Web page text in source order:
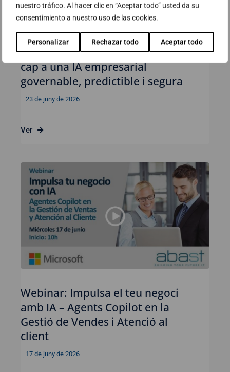
nuestro tráfico. Al hacer clic en “Aceptar todo” usted da su
consentimiento a nuestro uso de las cookies.
Personalizar Rechazar todo Aceptar todo
Webinar: AI Observability. El camí
cap a una IA empresarial
governable, predictible i segura
23 de juny de 2026
Ver
Webinar: Impulsa el teu negoci
amb IA – Agents Copilot en la
Gestió de Vendes i Atenció al
client
17 de juny de 2026